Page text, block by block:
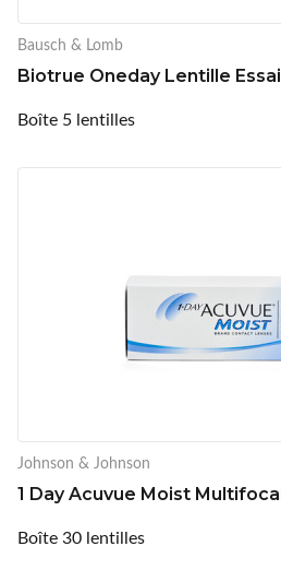
Bausch & Lomb
Biotrue Oneday Lentille Essai
Boîte 5 lentilles
Johnson & Johnson
1 Day Acuvue Moist Multifocal
Boîte 30 lentilles